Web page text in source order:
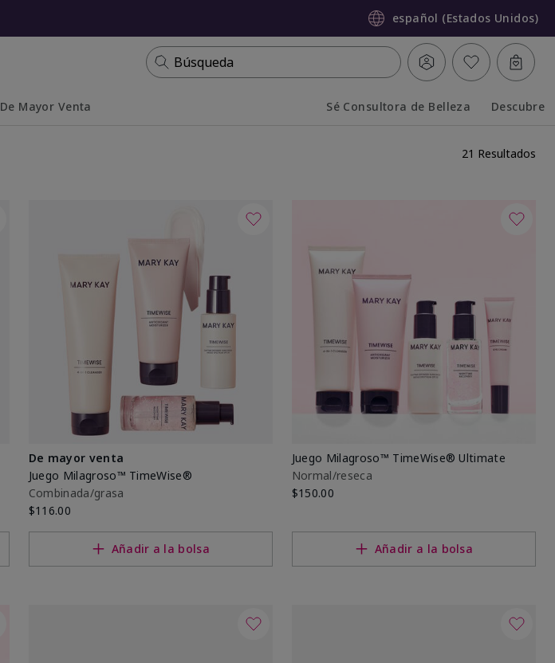
español (Estados Unidos)
Búsqueda
De Mayor Venta Sé Consultora de Belleza Descubre
21 Resultados
De mayor venta
Juego Milagroso™ TimeWise®
Combinada/grasa
$116.00
Añadir a la bolsa
Juego Milagroso™ TimeWise® Ultimate
Normal/reseca
$150.00
Añadir a la bolsa